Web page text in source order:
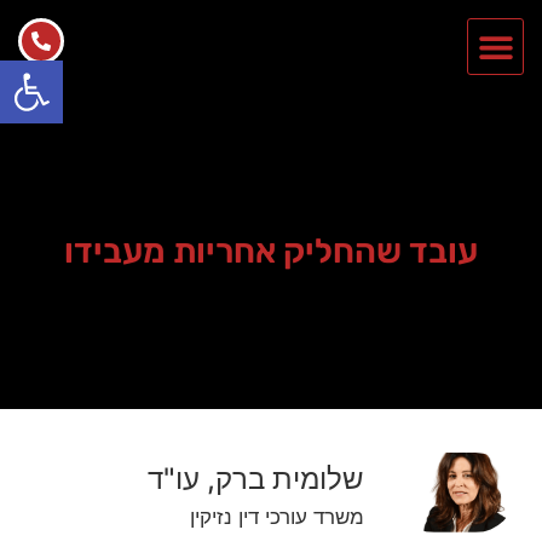
פתח
עובד שהחליק אחריות מעבידו
שלומית ברק, עו"ד
משרד עורכי דין נזיקין